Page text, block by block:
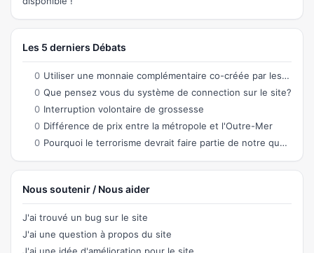
Les 5 derniers Débats
0 Utiliser une monnaie complémentaire co-créée par les citoyens permettant des échanges
0 Que pensez vous du système de connection sur le site?
0 Interruption volontaire de grossesse
0 Différence de prix entre la métropole et l'Outre-Mer
0 Pourquoi le terrorisme devrait faire partie de notre quotidien ?
Nous soutenir / Nous aider
J'ai trouvé un bug sur le site
J'ai une question à propos du site